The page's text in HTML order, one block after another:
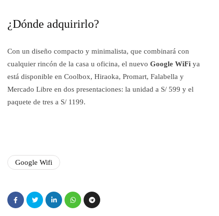
¿Dónde adquirirlo?
Con un diseño compacto y minimalista, que combinará con
cualquier rincón de la casa u oficina, el nuevo Google WiFi ya
está disponible en Coolbox, Hiraoka, Promart, Falabella y
Mercado Libre en dos presentaciones: la unidad a S/ 599 y el
paquete de tres a S/ 1199.
Google Wifi